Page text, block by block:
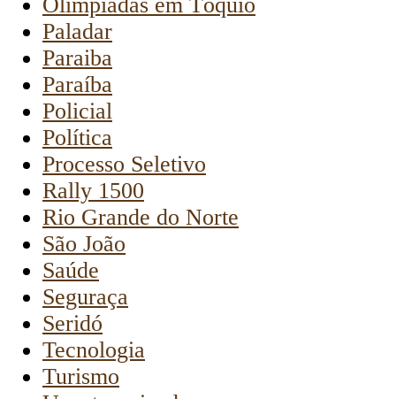
Paladar
Paraiba
Paraíba
Policial
Política
Processo Seletivo
Rally 1500
Rio Grande do Norte
São João
Saúde
Seguraça
Seridó
Tecnologia
Turismo